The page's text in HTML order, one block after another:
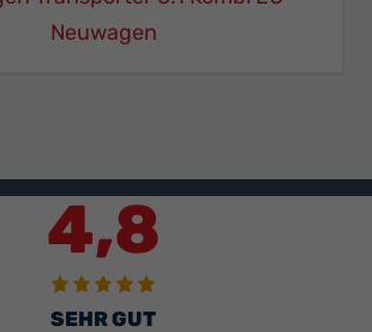
Neuwagen
4,8
SEHR GUT